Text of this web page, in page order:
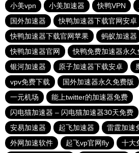
小美vpn
小美加速器 快鸭VPN
国外加速器
快鸭加速器下载官网安卓
快鸭加速器下载官网苹果
蚂蚁加速器
快鸭加速器官网
快鸭免费加速器永久
银河加速器
原子加速器下载安卓
vpv免费下载
国外加速器永久免费版
一元机场
能上twitter的加速器免费
闪电猫加速器 – 闪电猫加速器30天免费
安易加速器
起飞加速器
雷霆加速
外网加速软件
起飞vp官网fly 十大